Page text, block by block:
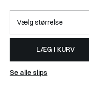
LÆG I KURV
Se alle slips